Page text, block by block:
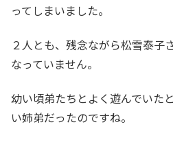
ってしまいました。
２人とも、残念ながら松雪泰子
なっていません。
幼い頃弟たちとよく遊んでいた
い姉弟だったのですね。